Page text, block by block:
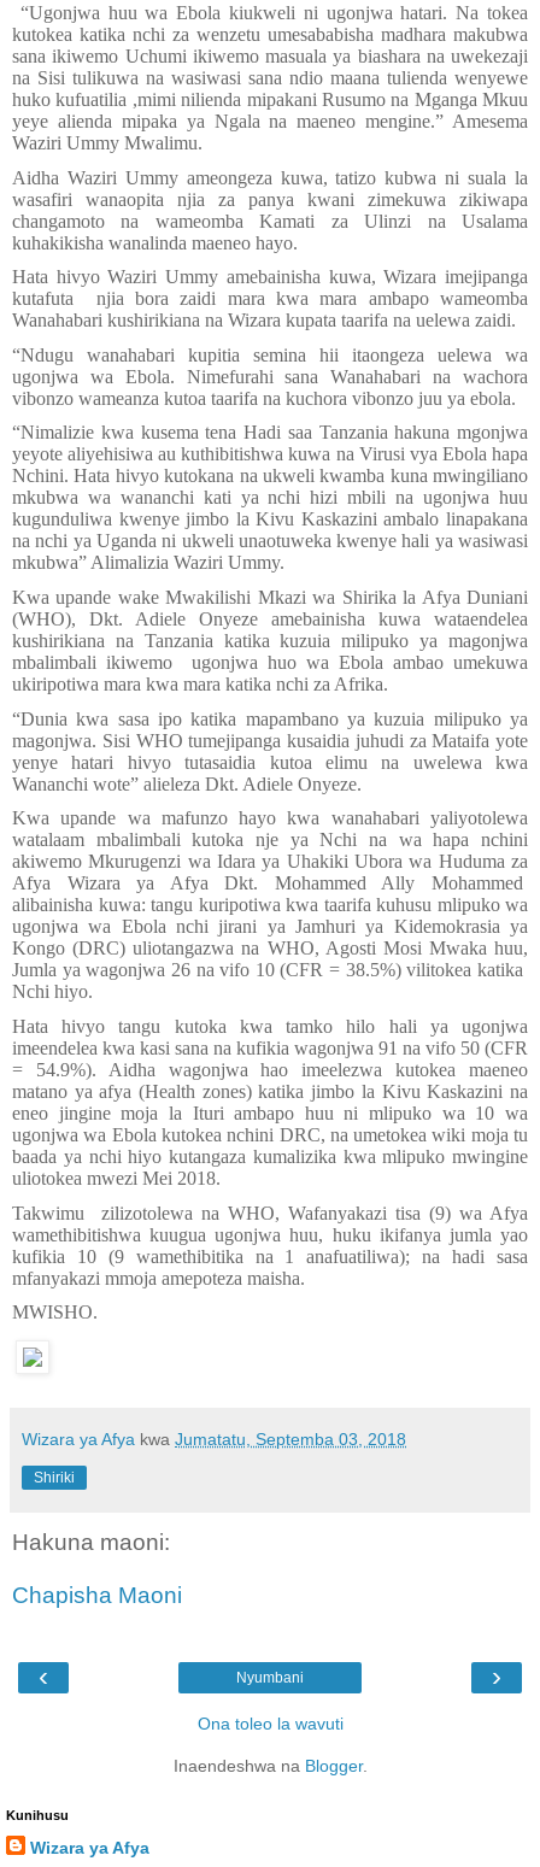
“Ugonjwa huu wa Ebola kiukweli ni ugonjwa hatari. Na tokea
kutokea katika nchi za wenzetu umesababisha madhara makubwa
sana ikiwemo Uchumi ikiwemo masuala ya biashara na uwekezaji
na Sisi tulikuwa na wasiwasi sana ndio maana tulienda wenyewe
huko kufuatilia ,mimi nilienda mipakani Rusumo na Mganga Mkuu
yeye alienda mipaka ya Ngala na maeneo mengine.” Amesema
Waziri Ummy Mwalimu.
Aidha Waziri Ummy ameongeza kuwa, tatizo kubwa ni suala la
wasafiri wanaopita njia za panya kwani zimekuwa zikiwapa
changamoto na wameomba Kamati za Ulinzi na Usalama
kuhakikisha wanalinda maeneo hayo.
Hata hivyo Waziri Ummy amebainisha kuwa, Wizara imejipanga
kutafuta
njia bora zaidi mara kwa mara ambapo wameomba
Wanahabari kushirikiana na Wizara kupata taarifa na uelewa zaidi.
“Ndugu wanahabari kupitia semina hii itaongeza uelewa wa
ugonjwa wa Ebola. Nimefurahi sana Wanahabari na wachora
vibonzo wameanza kutoa taarifa na kuchora vibonzo juu ya ebola.
“Nimalizie kwa kusema tena Hadi saa Tanzania hakuna mgonjwa
yeyote aliyehisiwa au kuthibitishwa kuwa na Virusi vya Ebola hapa
Nchini. Hata hivyo kutokana na ukweli kwamba kuna mwingiliano
mkubwa wa wananchi kati ya nchi hizi mbili na ugonjwa huu
kugunduliwa kwenye jimbo la Kivu Kaskazini ambalo linapakana
na nchi ya Uganda ni ukweli unaotuweka kwenye hali ya wasiwasi
mkubwa” Alimalizia Waziri Ummy.
Kwa upande wake Mwakilishi Mkazi wa Shirika la Afya Duniani
(WHO), Dkt. Adiele Onyeze amebainisha kuwa wataendelea
kushirikiana na Tanzania katika kuzuia milipuko ya magonjwa
mbalimbali ikiwemo
ugonjwa huo wa Ebola ambao umekuwa
ukiripotiwa mara kwa mara katika nchi za Afrika.
“Dunia kwa sasa ipo katika mapambano ya kuzuia milipuko ya
magonjwa. Sisi WHO tumejipanga kusaidia juhudi za Mataifa yote
yenye hatari hivyo tutasaidia kutoa elimu na uwelewa kwa
Wananchi wote” alieleza Dkt. Adiele Onyeze.
Kwa upande wa mafunzo hayo kwa wanahabari yaliyotolewa
watalaam mbalimbali kutoka nje ya Nchi na wa hapa nchini
akiwemo Mkurugenzi wa Idara ya Uhakiki Ubora wa Huduma za
Afya Wizara ya Afya Dkt. Mohammed Ally Mohammed
alibainisha kuwa: tangu kuripotiwa kwa taarifa kuhusu mlipuko wa
ugonjwa wa Ebola nchi jirani ya Jamhuri ya Kidemokrasia ya
Kongo (DRC) uliotangazwa na WHO, Agosti Mosi Mwaka huu,
Jumla ya wagonjwa 26 na vifo 10 (CFR = 38.5%) vilitokea katika
Nchi hiyo.
Hata hivyo tangu kutoka kwa tamko hilo hali ya ugonjwa
imeendelea kwa kasi sana na kufikia wagonjwa 91 na vifo 50 (CFR
= 54.9%). Aidha wagonjwa hao imeelezwa kutokea maeneo
matano ya afya (Health zones) katika jimbo la Kivu Kaskazini na
eneo jingine moja la Ituri ambapo huu ni mlipuko wa 10 wa
ugonjwa wa Ebola kutokea nchini DRC, na umetokea wiki moja tu
baada ya nchi hiyo kutangaza kumalizika kwa mlipuko mwingine
uliotokea mwezi Mei 2018.
Takwimu
zilizotolewa na WHO, Wafanyakazi tisa (9) wa Afya
wamethibitishwa kuugua ugonjwa huu, huku ikifanya jumla yao
kufikia 10 (9 wamethibitika na 1 anafuatiliwa); na hadi sasa
mfanyakazi mmoja amepoteza maisha.
MWISHO.
Wizara ya Afya kwa Jumatatu, Septemba 03, 2018
Shiriki
Hakuna maoni:
Chapisha Maoni
‹ ›
Nyumbani
Ona toleo la wavuti
Inaendeshwa na Blogger.
Kunihusu
Wizara ya Afya